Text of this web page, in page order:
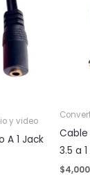
y video
A 1 Jack
Cable
3.5 a
$4,000